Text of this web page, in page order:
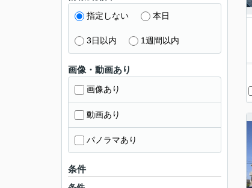
指定しない 本日
3日以内 1週間以内
画像・動画あり
画像あり
動画あり
パノラマあり
条件